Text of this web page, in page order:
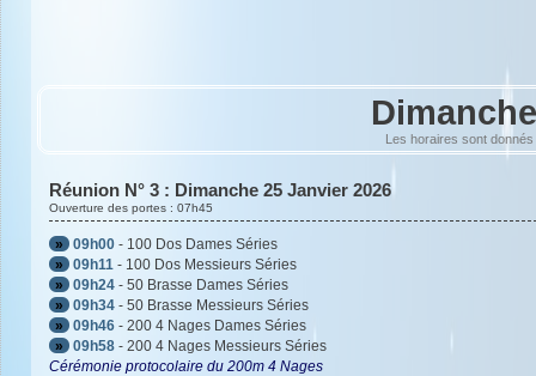
Les horaires sont
Réunion N° 3 : Dimanche 25 Janvier 2026
Ouverture des portes : 07h45
» 09h00 - 100 Dos Dames Séries
»
09h11 - 100 Dos Messieurs Séries
»
09h24 - 50 Brasse Dames Séries
»
09h34 - 50 Brasse Messieurs Séries
»
09h46 - 200 4 Nages Dames Séries
»
09h58 - 200 4 Nages Messieurs Séries
Cérémonie protocolaire du 200m 4 Nages